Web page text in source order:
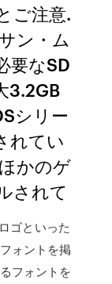
ご注意.
ン・ム
要なSD
3.2GB
シリー
れてい
かのゲ
されて
ゴといった
ォントを掲
フォントを